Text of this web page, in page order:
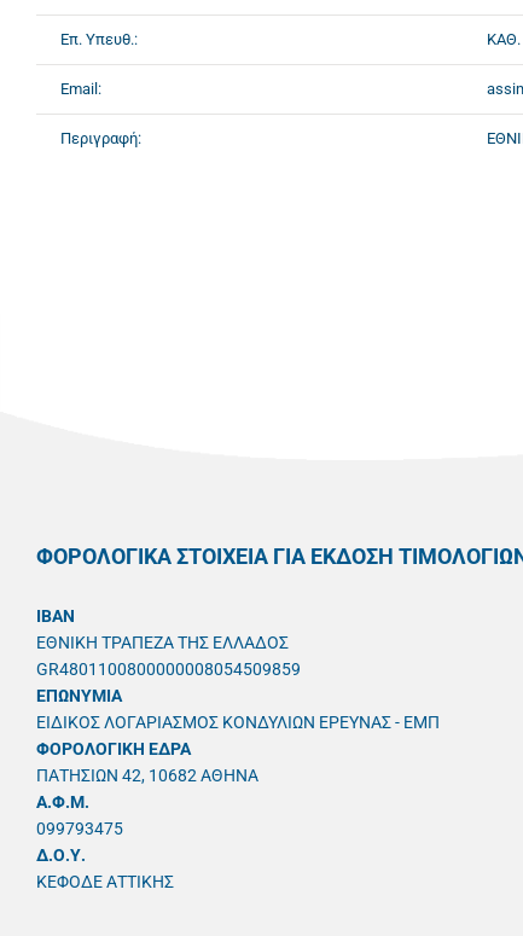
Επ. Υπευθ.:
Email:
Περιγραφή:
ΦΟΡΟΛΟΓΙΚΑ ΣΤΟΙΧΕΙΑ ΓΙΑ ΕΚΔΟΣΗ
IBAN
ΕΘΝΙΚΗ ΤΡΑΠΕΖΑ ΤΗΣ ΕΛΛΑΔΟΣ
GR4801100800000008054509859
ΕΠΩΝΥΜΙΑ
ΕΙΔΙΚΟΣ ΛΟΓΑΡΙΑΣΜΟΣ ΚΟΝΔΥΛΙΩΝ ΕΡΕΥΝΑΣ - ΕΜΠ
ΦΟΡΟΛΟΓΙΚΗ ΕΔΡΑ
ΠΑΤΗΣΙΩΝ 42, 10682 ΑΘΗΝΑ
A.Φ.Μ.
099793475
Δ.Ο.Υ.
ΚΕΦΟΔΕ ΑΤΤΙΚΗΣ